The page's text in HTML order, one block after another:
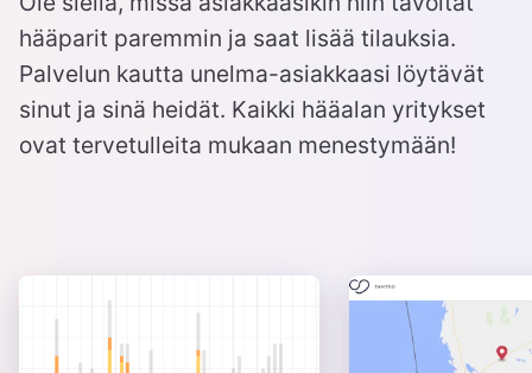
hääparit paremmin ja saat lisää tilauksia.
Palvelun kautta unelma-asiakkaasi löytävät
sinut ja sinä heidät. Kaikki hääalan yritykset
ovat tervetulleita mukaan menestymään!